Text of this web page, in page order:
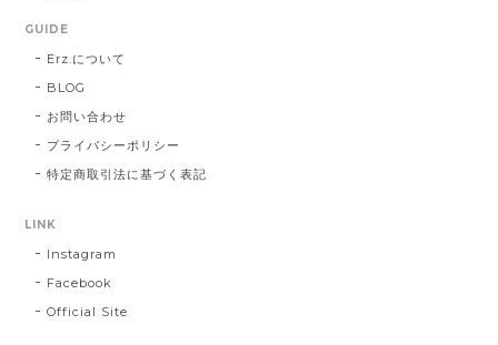
GUIDE
Erz.について
BLOG
お問い合わせ
プライバシーポリシー
特定商取引法に基づく表記
LINK
Instagram
Facebook
Official Site